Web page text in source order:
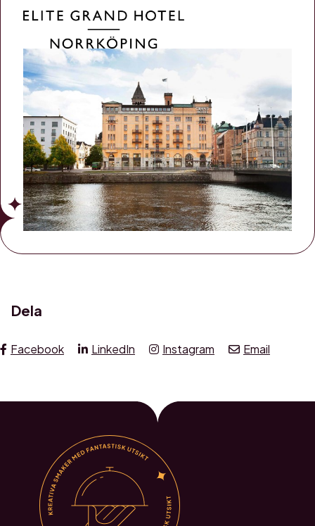
Dela
Facebook LinkedIn Instagram Email